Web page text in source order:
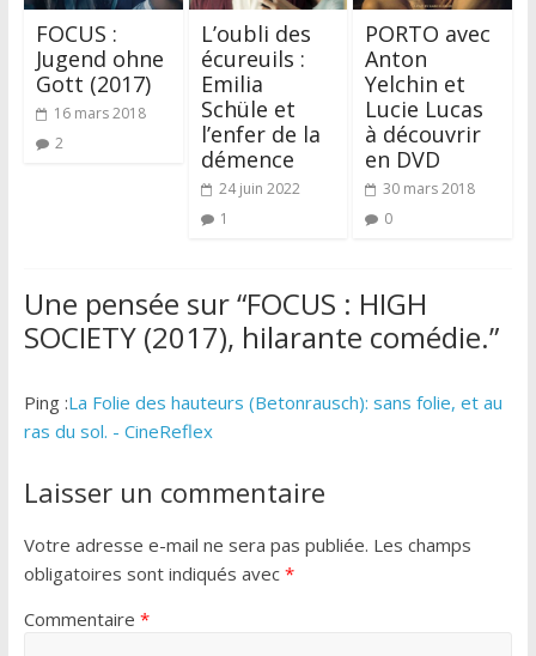
FOCUS :
Jugend ohne
Gott (2017)
16 mars 2018
2
L’oubli des
écureuils :
Emilia
Schüle et
l’enfer de la
démence
24 juin 2022
1
PORTO avec
Anton
Yelchin et
Lucie Lucas
à découvrir
en DVD
30 mars 2018
0
Une pensée sur “FOCUS : HIGH
SOCIETY (2017), hilarante comédie.”
Ping :La Folie des hauteurs (Betonrausch): sans folie, et au
ras du sol. - CineReflex
Laisser un commentaire
Votre adresse e-mail ne sera pas publiée. Les champs
obligatoires sont indiqués avec *
Commentaire *